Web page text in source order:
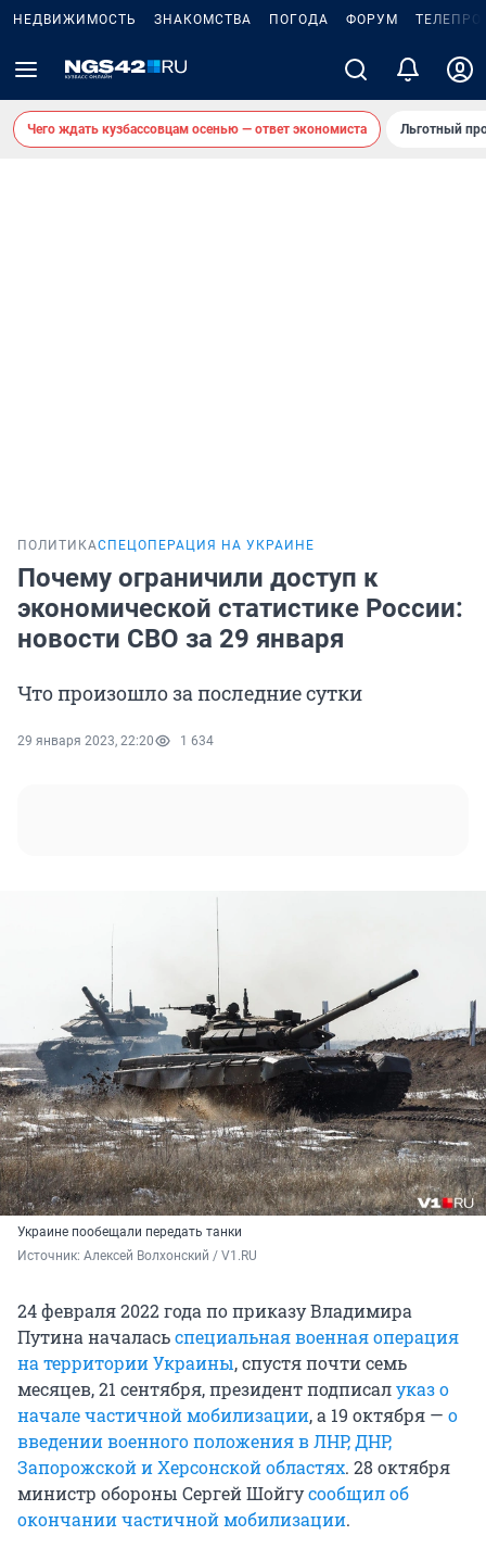
НЕДВИЖИМОСТЬ ЗНАКОМСТВА ПОГОДА ФОРУМ
Чего ждать кузбассовцам осенью — ответ экономиста Льготный
ПОЛИТИКАСПЕЦОПЕРАЦИЯ НА УКРАИНЕ
Почему ограничили доступ к
экономической статистике России:
новости СВО за 29 января
Что произошло за последние сутки
29 января 2023, 22:20 1 634
Украине пообещали передать танки
Источник: Алексей Волхонский / V1.RU
24 февраля 2022 года по приказу Владимира
Путина началасьспециальная военная операция
на территории Украины, спустя почти семь
месяцев, 21 сентября, президент подписалуказ о
начале частичной мобилизации, а 19 октября — о
введении военного положения в ЛНР, ДНР,
Запорожской и Херсонской областях. 28 октября
министр обороны Сергей Шойгусообщил об
окончании частичной мобилизации.